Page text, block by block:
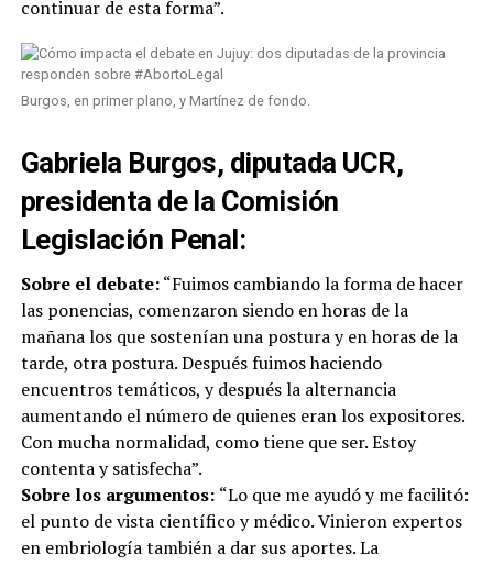
continuar de esta forma”.
Burgos, en primer plano, y Martínez de fondo.
Gabriela Burgos, diputada UCR,
presidenta de la Comisión
Legislación Penal:
Sobre el debate:“Fuimos cambiando la forma de hacer
las ponencias, comenzaron siendo en horas de la
mañana los que sostenían una postura y en horas de la
tarde, otra postura. Después fuimos haciendo
encuentros temáticos, y después la alternancia
aumentando el número de quienes eran los expositores.
Con mucha normalidad, como tiene que ser. Estoy
contenta y satisfecha”.
Sobre los argumentos: “Lo que me ayudó y me facilitó:
el punto de vista científico y médico. Vinieron expertos
en embriología también a dar sus aportes. La